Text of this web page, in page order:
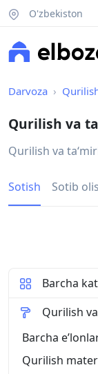
O'zbekiston
Darvoza
Qurilish va
Qurilish va
Sotish Sotib
Barcha
Qurilish
Barcha
Qurilish